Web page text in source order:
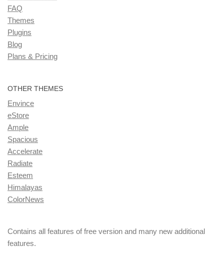
FAQ
Themes
Plugins
Blog
Plans & Pricing
OTHER THEMES
Envince
eStore
Ample
Spacious
Accelerate
Radiate
Esteem
Himalayas
ColorNews
Contains all features of free version and many new additional
features.